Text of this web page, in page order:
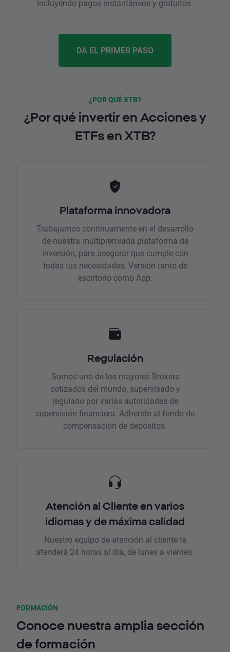
incluyendo pagos instantáneos y gratuitos.
DA EL PRIMER PASO
¿POR QUÉ XTB?
¿Por qué invertir en Acciones y
ETFs en XTB?
Plataforma innovadora
Trabajamos continuamente en el desarrollo
de nuestra multipremiada plataforma de
inversión, para asegurar que cumple con
todas tus necesidades. Versión tanto de
escritorio como App.
Regulación
Somos uno de los mayores Brokers
cotizados del mundo, supervisado y
regulado por varias autoridades de
supervisión financiera. Adherido al fondo de
compensación de depósitos.
Atención al Cliente en varios
idiomas y de máxima calidad
Nuestro equipo de atención al cliente te
atenderá 24 horas al día, de lunes a viernes.
FORMACIÓN
Conoce nuestra amplia sección
de formación